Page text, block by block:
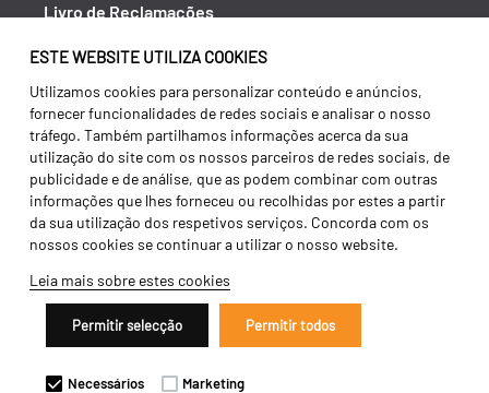
ESTE WEBSITE UTILIZA COOKIES
Utilizamos cookies para personalizar conteúdo e anúncios,
fornecer funcionalidades de redes sociais e analisar o nosso
tráfego. Também partilhamos informações acerca da sua
utilização do site com os nossos parceiros de redes sociais, de
publicidade e de análise, que as podem combinar com outras
informações que lhes forneceu ou recolhidas por estes a partir
da sua utilização dos respetivos serviços. Concorda com os
nossos cookies se continuar a utilizar o nosso website.
Leia mais sobre estes cookies
Permitir selecção Permitir todos
Necessários Marketing
Livro de Reclamações
Política de Privacidade
Canal de Denúncias (RGPC)
Termos e condições